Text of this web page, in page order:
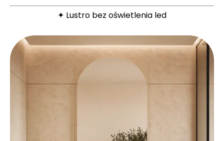
✦ Lustro bez oświetlenia led